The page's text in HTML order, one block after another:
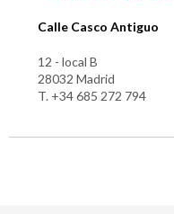
Calle Casco Antiguo
12 - local B
28032 Madrid
T. +34 685 272 794